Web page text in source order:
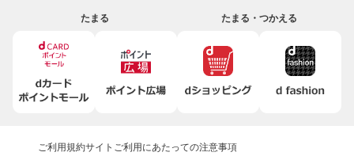
たまる たまる・つかえる
ご利用規約サイトご利用にあたっての注意事項